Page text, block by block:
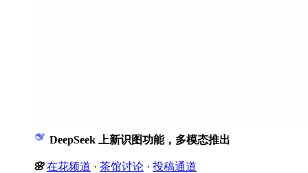
DeepSeek 上新识图功能，多模态推出
🌸 在花频道 · 茶馆讨论 · 投稿通道